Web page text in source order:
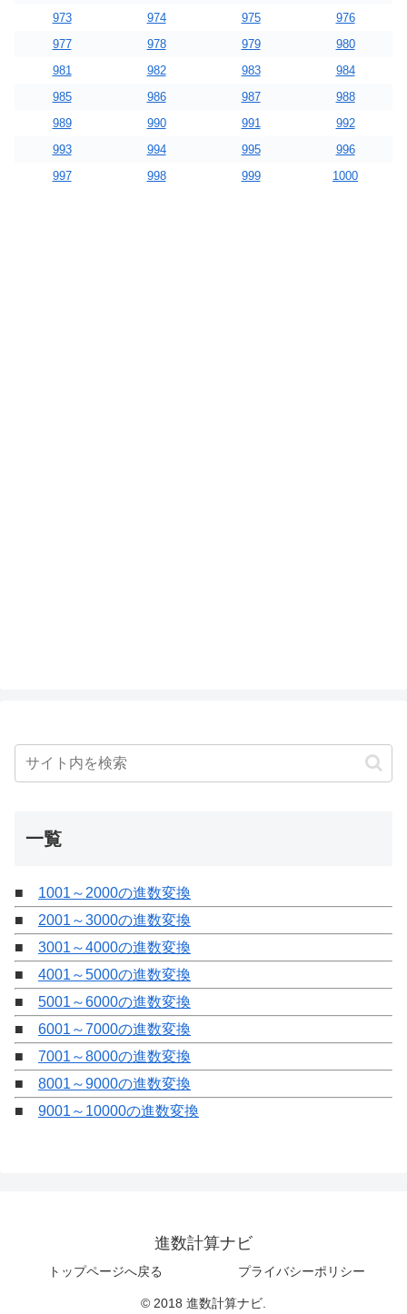
973
974 975
976
977
978 979
980
981
982 983
984
985
986 987
988
989
990 991
992
993
994 995
996
997
998 999 1000
一覧
■ 1001～2000の進数変換
■ 2001～3000の進数変換
■ 3001～4000の進数変換
■ 4001～5000の進数変換
■ 5001～6000の進数変換
■ 6001～7000の進数変換
■ 7001～8000の進数変換
■ 8001～9000の進数変換
■ 9001～10000の進数変換
進数計算ナビ
トップページへ戻る プライバシーポリシー
© 2018 進数計算ナビ.